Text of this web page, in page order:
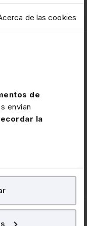
de las cookies
de
envían
la
confines
experiencia
publicitarios,
fiscal
más de 24.700
permite
un número
semanales por